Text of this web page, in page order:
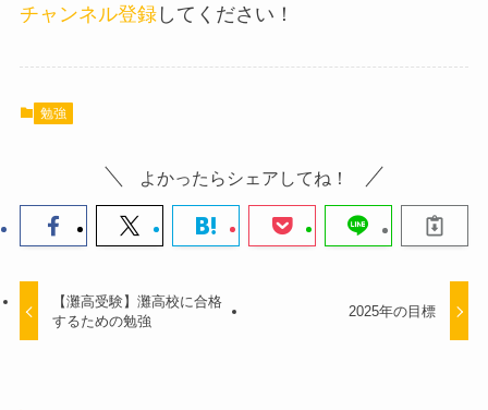
チャンネル登録してください！
勉強
よかったらシェアしてね！
【灘高受験】灘高校に合格
するための勉強
2025年の目標